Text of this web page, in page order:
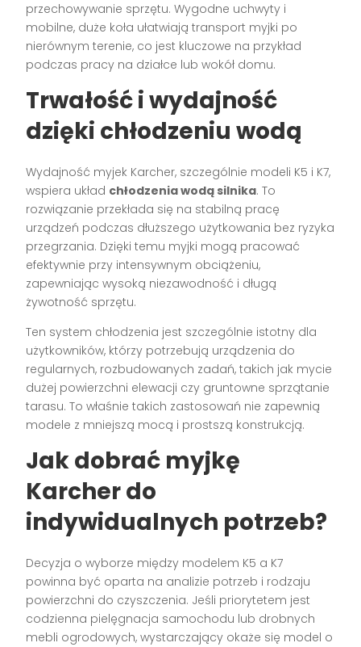
przechowywanie sprzętu. Wygodne uchwyty i
mobilne, duże koła ułatwiają transport myjki po
nierównym terenie, co jest kluczowe na przykład
podczas pracy na działce lub wokół domu.
Trwałość i wydajność
dzięki chłodzeniu wodą
Wydajność myjek Karcher, szczególnie modeli K5 i K7,
wspiera układ chłodzenia wodą silnika. To
rozwiązanie przekłada się na stabilną pracę
urządzeń podczas dłuższego użytkowania bez ryzyka
przegrzania. Dzięki temu myjki mogą pracować
efektywnie przy intensywnym obciążeniu,
zapewniając wysoką niezawodność i długą
żywotność sprzętu.
Ten system chłodzenia jest szczególnie istotny dla
użytkowników, którzy potrzebują urządzenia do
regularnych, rozbudowanych zadań, takich jak mycie
dużej powierzchni elewacji czy gruntowne sprzątanie
tarasu. To właśnie takich zastosowań nie zapewnią
modele z mniejszą mocą i prostszą konstrukcją.
Jak dobrać myjkę
Karcher do
indywidualnych potrzeb?
Decyzja o wyborze między modelem K5 a K7
powinna być oparta na analizie potrzeb i rodzaju
powierzchni do czyszczenia. Jeśli priorytetem jest
codzienna pielęgnacja samochodu lub drobnych
mebli ogrodowych, wystarczający okaże się model o